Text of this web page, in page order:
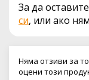
За да
си, или ако
Няма отзиви за
оцени този